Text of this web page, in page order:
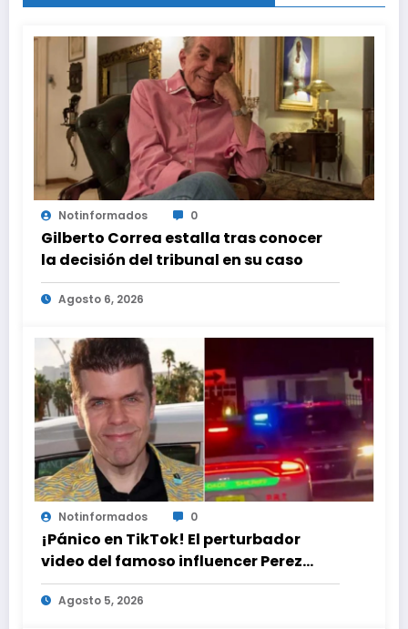
Notinformados 0
Gilberto Correa estalla tras conocer
la decisión del tribunal en su caso
Agosto 6, 2026
Notinformados 0
¡Pánico en TikTok! El perturbador
video del famoso influencer Perez
Hilton que obligó a sus fans a pedir
ayuda médica
Agosto 5, 2026